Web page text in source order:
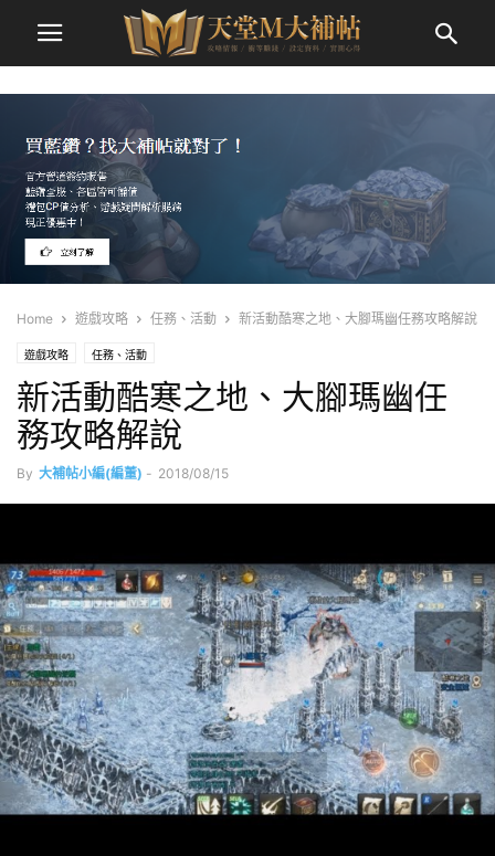
Home 遊戲攻略 任務、活動 新活動酷寒之地、大腳瑪幽任務攻略解說
遊戲攻略 任務、活動
新活動酷寒之地、大腳瑪幽任
務攻略解說
By 大補帖小編(編董) - 2018/08/15